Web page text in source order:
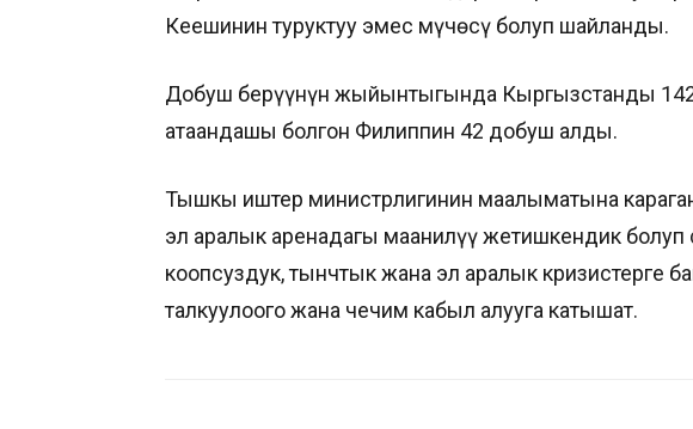
Кеңешинин туруктуу эмес мүчөсү болуп шайланды.
Добуш берүүнүн жыйынтыгында Кыргызстанды
атаандашы болгон Филиппин 42 добуш алды.
Тышкы иштер министрлигинин маалыматына
эл аралык аренадагы маанилүү жетишкендик болуп
коопсуздук, тынчтык жана эл аралык кризистерге
талкуулоого жана чечим кабыл алууга катышат.